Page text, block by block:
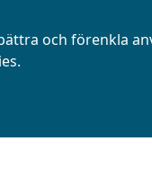
och förenkla